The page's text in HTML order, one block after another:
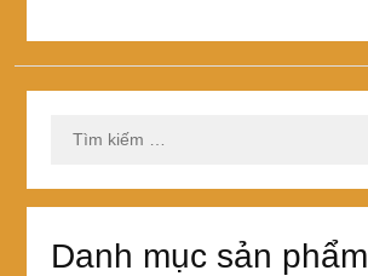
kiếm
Danh mục sản phẩm